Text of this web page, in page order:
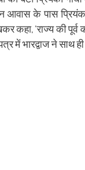
(Opens
in
new
window)
new
window)
(Opens
in
new
window)
in
new
आवास के पास
कहा, ‘राज्य की
में भारद्वाज ने साथ